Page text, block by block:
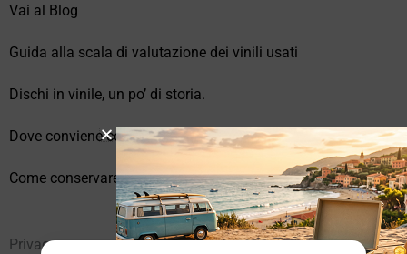
Vai al Blog
Guida alla scala di valutazione dei vinili usati
Dischi in vinile, un po’ di storia.
Dove conviene comprare vinili online?
Come conservare correttamente i vinili usati
Privacy